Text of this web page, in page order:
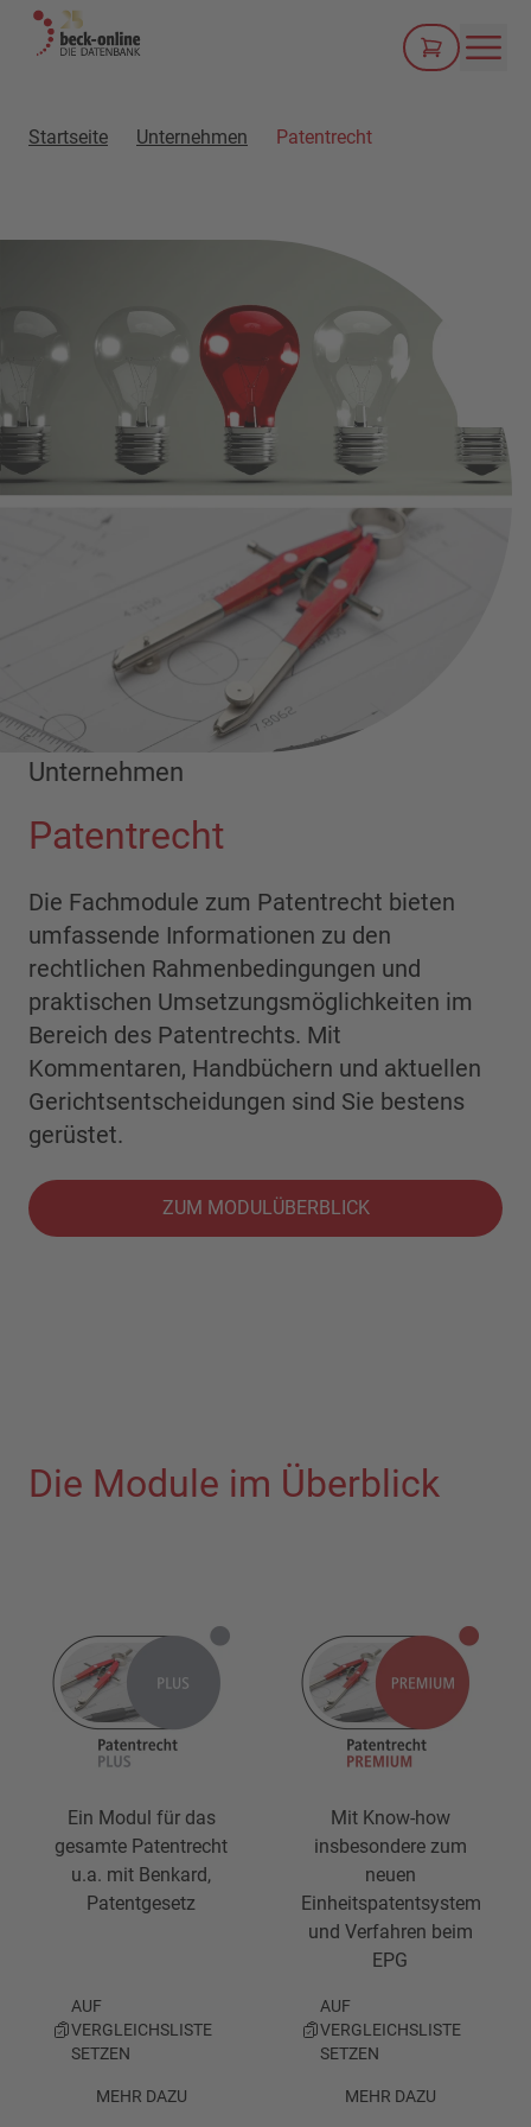
Startseite Unternehmen Patentrecht
Unternehmen
Patentrecht
Die Fachmodule zum Patentrecht bieten
umfassende Informationen zu den
rechtlichen Rahmenbedingungen und
praktischen Umsetzungsmöglichkeiten im
Bereich des Patentrechts. Mit
Kommentaren, Handbüchern und aktuellen
Gerichtsentscheidungen sind Sie bestens
gerüstet.
ZUM MODULÜBERBLICK
Die Module im Überblick
Ein Modul für das
gesamte Patentrecht
u.a. mit Benkard,
Patentgesetz
AUF
VERGLEICHSLISTE
SETZEN
MEHR DAZU
Mit Know-how
insbesondere zum
neuen
Einheitspatentsystem
und Verfahren beim
EPG
AUF
VERGLEICHSLISTE
SETZEN
MEHR DAZU